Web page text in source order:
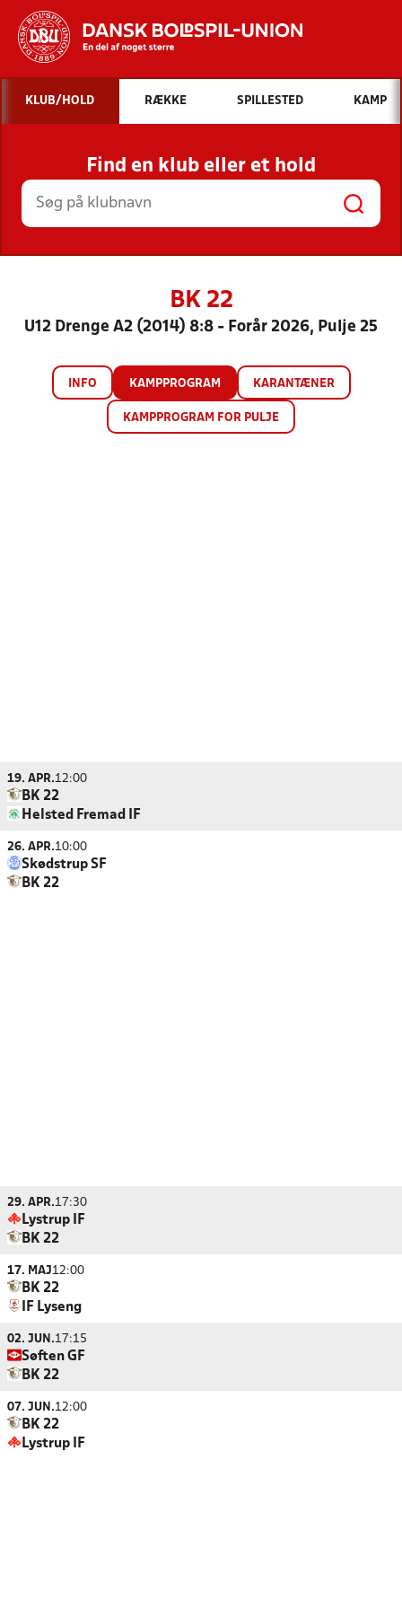
Hvad vil du søge efter?
INDHOLD OG NYHEDER
STILLINGER, RESULTATER, KLUBBER OG
HOLD
KLUB/HOLD RÆKKE SPILLESTED KAMP
Find en klub eller et hold
BK 22
U12 Drenge A2 (2014) 8:8 - Forår 2026, Pulje 25
INFO KAMPPROGRAM KARANTÆNER
KAMPPROGRAM FOR PULJE
19. APR.12:00
BK 22
Helsted Fremad IF
26. APR.10:00
Skødstrup SF
BK 22
29. APR.17:30
Lystrup IF
BK 22
17. MAJ12:00
BK 22
IF Lyseng
02. JUN.17:15
Søften GF
BK 22
07. JUN.12:00
BK 22
Lystrup IF